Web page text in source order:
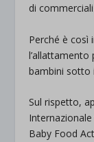
di
Perché è così
l’allattamento
bambini sotto
Sulrispetto,
Baby Food